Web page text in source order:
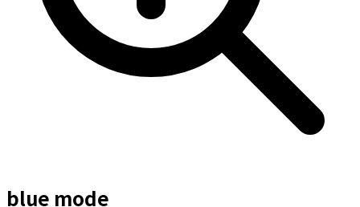
blue mode